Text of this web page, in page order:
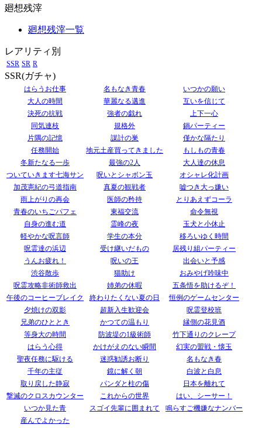
廻想残滓
廻想残滓一覧
レアリティ別
SSR SR R
SSR(ガチャ)
はらうお仕事 名もなき青春
いつかの願い
大人の時間
華麗なる邁進
互いを信じて
決死の抗戦
強者の戯れ
上下一心
同気連枝
規格外
鍋パーティー
片隅の記憶
謀計の巣
僅かな隔たり
任務開始
地元土産買ってきました
もしもの青春
冬新たなる一歩
最強の2人
大人達の休息
ついていきます七海サン
呪いとシャボン玉
オシャレ化計画
加茂憲紀の弓道指南
真夏の観戦者
嘘つき大っ嫌い
雨上がりの再会
医師の矜持
とりあえずコーラ
青春のいちごパフェ
東福交流
命令無視
自身の進む道
霊峰の夜
玉犬と小休止
軽やかな呪言師
学生の本分
移ろいゆく時間
呪霊達の浜辺
受け継いだもの
居残り組パーティー
うんお疲れ！
呪いの王
出会いと予感
渋谷散歩
猫助け
おみやげ吟味中
呪霊攻略非術師救出
姉弟の休暇
五条悟を助けるぞ！
午後のコーヒーブレイク
終わりたくない夏の日
恒例のゲームセンター
夕焼けの双影
超新入生歓迎会
呪霊登校班
兄弟のひととき
かつての温もり
縁側の花見酒
等身大の時間
防波堤の1級術師
竹下通りのクレープ
はらう心得
かけがえのない瞬間
幻実の盟戦・懐玉
聖夜任務に駆ける
迷惑勧誘お断り
名もなき春
千年の主従
鏡に解く朝
白波と白息
取り戻した静寂
パンダと柱の傷
日本を離れて
撃滅のクロスカウンター
これからの世界
はい、シーサー！
いつか見た青
スゴイ先輩に囲まれて
鳴らすご機嫌なナンバー
産んでよかった